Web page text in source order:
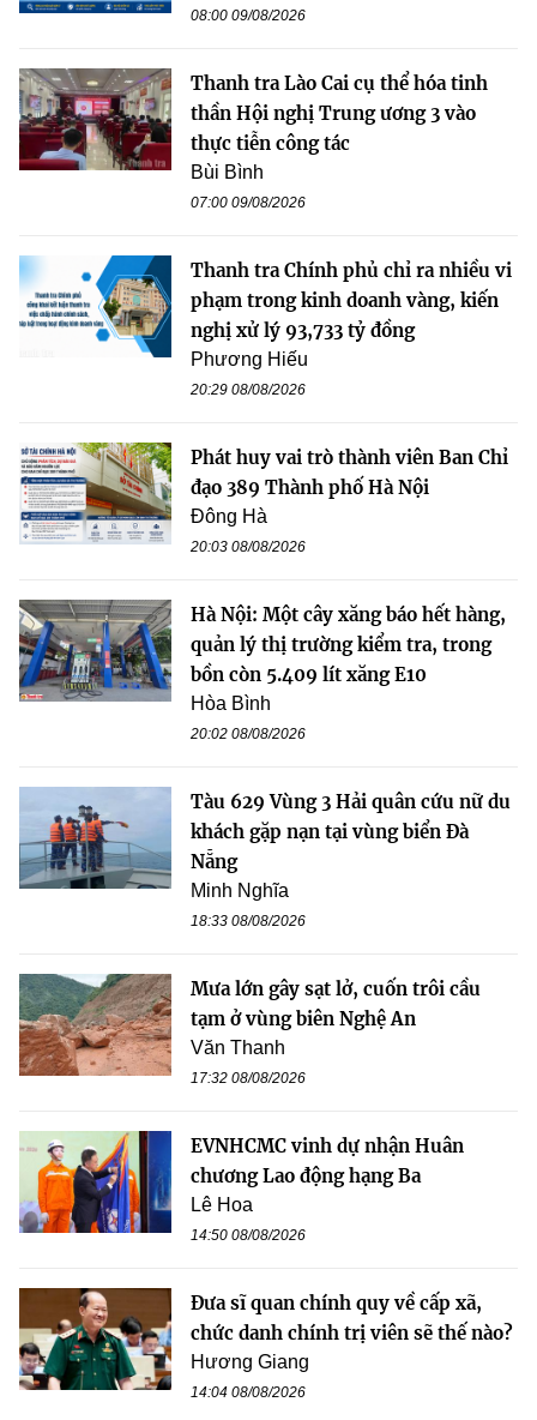
08:00 09/08/2026
Thanh tra Lào Cai cụ thể hóa tinh
thần Hội nghị Trung ương 3 vào
thực tiễn công tác
Bùi Bình
07:00 09/08/2026
Thanh tra Chính phủ chỉ ra nhiều vi
phạm trong kinh doanh vàng, kiến
nghị xử lý 93,733 tỷ đồng
Phương Hiếu
20:29 08/08/2026
Phát huy vai trò thành viên Ban Chỉ
đạo 389 Thành phố Hà Nội
Đông Hà
20:03 08/08/2026
Hà Nội: Một cây xăng báo hết hàng,
quản lý thị trường kiểm tra, trong
bồn còn 5.409 lít xăng E10
Hòa Bình
20:02 08/08/2026
Tàu 629 Vùng 3 Hải quân cứu nữ du
khách gặp nạn tại vùng biển Đà
Nẵng
Minh Nghĩa
18:33 08/08/2026
Mưa lớn gây sạt lở, cuốn trôi cầu
tạm ở vùng biên Nghệ An
Văn Thanh
17:32 08/08/2026
EVNHCMC vinh dự nhận Huân
chương Lao động hạng Ba
Lê Hoa
14:50 08/08/2026
Đưa sĩ quan chính quy về cấp xã,
chức danh chính trị viên sẽ thế nào?
Hương Giang
14:04 08/08/2026